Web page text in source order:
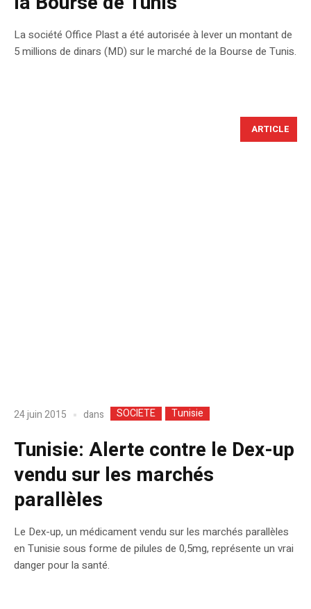
La société Office Plast a été autorisée à lever un montant de
5 millions de dinars (MD) sur le marché de la Bourse de Tunis.
ARTICLE
24 juin 2015 dans SOCIETE Tunisie
Tunisie: Alerte contre le Dex-up
vendu sur les marchés
parallèles
Le Dex-up, un médicament vendu sur les marchés parallèles
en Tunisie sous forme de pilules de 0,5mg, représente un vrai
danger pour la santé.